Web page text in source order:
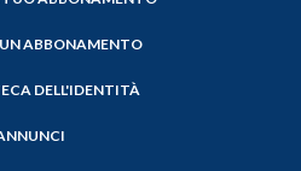
ABBONAMENTO
DELL'IDENTITÀ